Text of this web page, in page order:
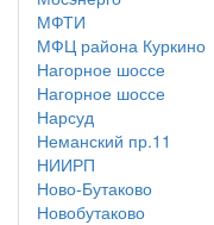
МФТИ
МФЦ района Куркино
Нагорное шоссе
Нагорное шоссе
Нарсуд
Неманский пр.11
НИИРП
Ново-Бутаково
Новобутаково